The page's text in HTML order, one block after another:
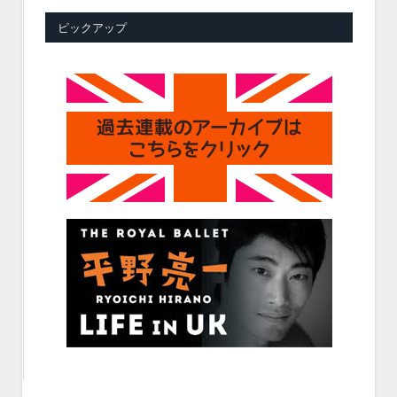
ピックアップ